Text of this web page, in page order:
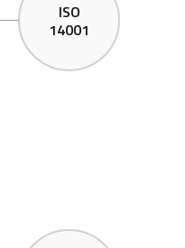
ISO
14001